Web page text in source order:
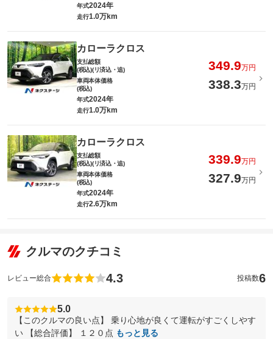
年式2024年
走行1.0万km
カローラクロス
支払総額
(税込)(リ済込・追)
349.9万円
車両本体価格
(税込)
338.3万円
年式2024年
走行1.0万km
カローラクロス
支払総額
(税込)(リ済込・追)
339.9万円
車両本体価格
(税込)
327.9万円
年式2024年
走行2.6万km
クルマのクチコミ
レビュー総合 4.3 投稿数6
5.0
【このクルマの良い点】 乗り心地が良くて運転がすごくしやす
い 【総合評価】 １２０点 もっと見る